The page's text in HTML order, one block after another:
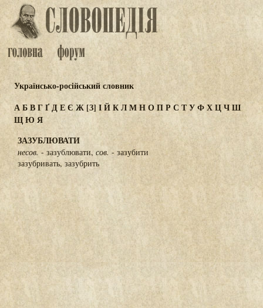
Українсько-російський словник
АБВГҐДЕЄ Ж[З] ІЙКЛМНОПР С ТУФХЦЧШ
ЩЮ Я
ЗАЗУБЛЮВАТИ
несов.- зазублювати, сов. - зазубити
зазубривать, зазубрить